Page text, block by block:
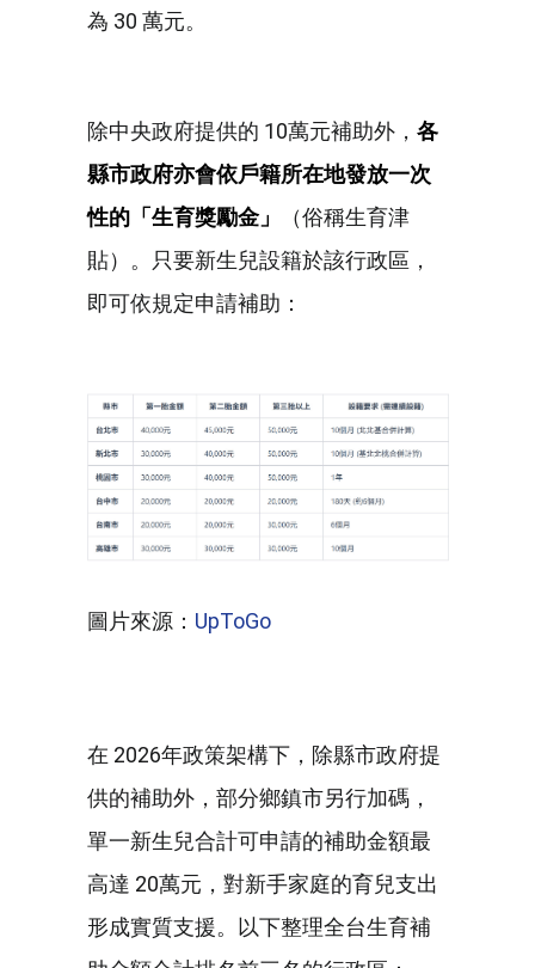
為 30 萬元。
除中央政府提供的 10萬元補助外， 各
縣市政府亦會依戶籍所在地發放一次
性的「生育獎勵金」
（俗稱生育津
貼）。只要新生兒設籍於該行政區，
即可依規定申請補助：
圖片來源： UpToGo
在 2026年政策架構下，除縣市政府提
供的補助外，部分鄉鎮市另行加碼，
單一新生兒合計可申請的補助金額最
高達 20萬元，對新手家庭的育兒支出
形成實質支援。以下整理全台生育補